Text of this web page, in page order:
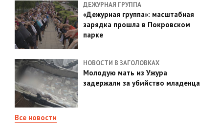
ДЕЖУРНАЯ ГРУППА
«Дежурная группа»: масштабная
зарядка прошла в Покровском
парке
НОВОСТИ В ЗАГОЛОВКАХ
Молодую мать из Ужура
задержали за убийство младенца
Все новости